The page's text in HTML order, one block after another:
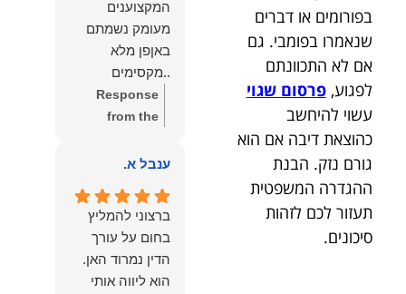
בפורומים או דברים
שנאמרו בפומבי. גם
אם לא התכוונתם
לפגוע,פרסום שגוי
עשוי להיחשב
כהוצאת דיבה אם הוא
גורם נזק. הבנת
ההגדרה המשפטית
תעזור לכם לזהות
סיכונים.
המקצוענים
מעומק נשמתם
באןפן מלא
..מקסימים
ונעימים אוזן
קשבת, ונונתנים
מלא ואמיתי..שפו
עליכם..אני
שמחה שאתם
איתי ותזכו לטוב
כפי
שאתם....תבורכו
Response
from the
רבה על המילים
והמרגשות.
שמחנו מאוד
לקרוא את
דברייך. אנו
מעריכים את
ענבל א.
ברצוני להמליץ
בחום על עורך
הדין נמרוד האן.
הוא ליווה אותי